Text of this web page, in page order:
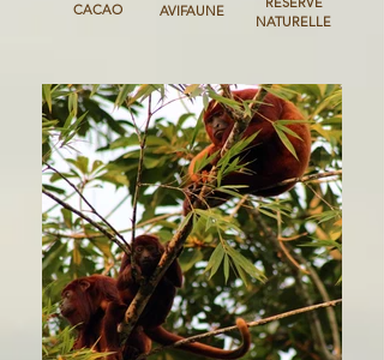
CACAO AVIFAUNE
NATURELLE